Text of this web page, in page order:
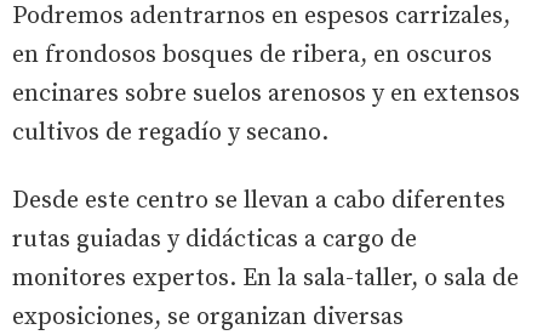
Podremos adentrarnos en espesos carrizales,
en frondosos bosques de ribera, en oscuros
encinares sobre suelos arenosos y en extensos
cultivos de regadío y secano.
Desde este centro se llevan a cabo diferentes
rutas guiadas y didácticas a cargo de
monitores expertos. En la sala-taller, o sala de
exposiciones, se organizan diversas